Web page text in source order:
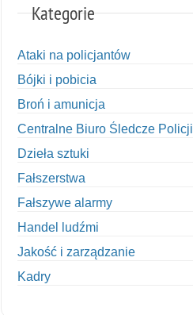
Kategorie
Ataki na policjantów
Bójki i pobicia
Broń i amunicja
Centralne Biuro Śledcze Policji
Dzieła sztuki
Fałszerstwa
Fałszywe alarmy
Handel ludźmi
Jakość i zarządzanie
Kadry